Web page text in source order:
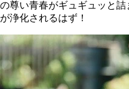
の尊い青春がギュギュッと
が浄化されるはず！